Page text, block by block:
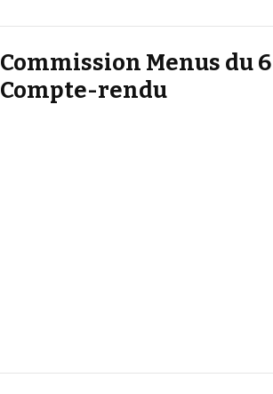
Commission Menus du
Compte-rendu